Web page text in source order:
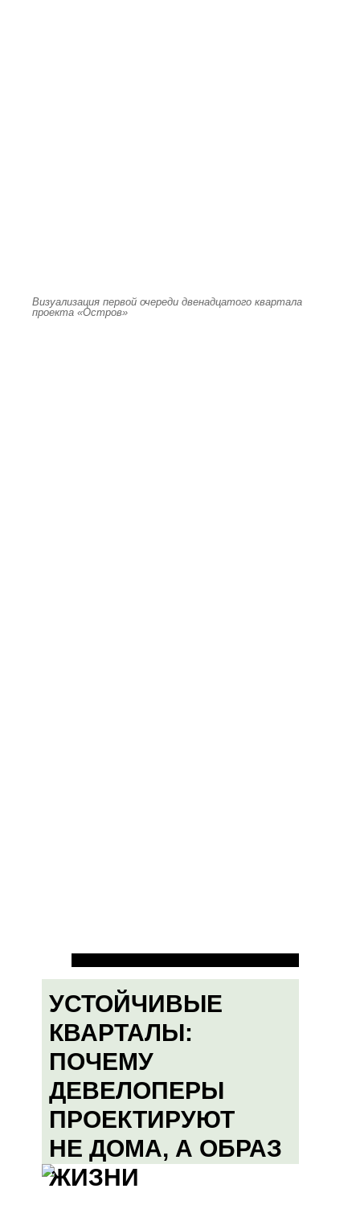
Визуализация первой очереди двенадцатого квартала
проекта «Остров»
УСТОЙЧИВЫЕ
КВАРТАЛЫ:
ПОЧЕМУ
ДЕВЕЛОПЕРЫ
ПРОЕКТИРУЮТ
НЕ ДОМА, А ОБРАЗ
ЖИЗНИ